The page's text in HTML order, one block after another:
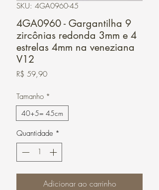
SKU: 4GA0960-45
4GA0960 - Gargantilha 9
zircônias redonda 3mm e 4
estrelas 4mm na veneziana
V12
R$ 59,90Preço
Tamanho *
40+5= 45cm
Quantidade *
Adicionar ao carrinho